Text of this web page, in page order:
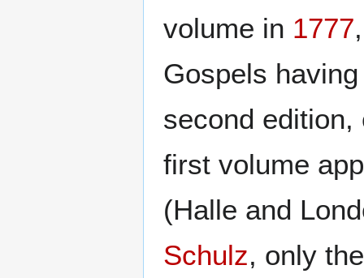
volume in 1777
Gospels
second
first volume
(Halle and
Schulz, only